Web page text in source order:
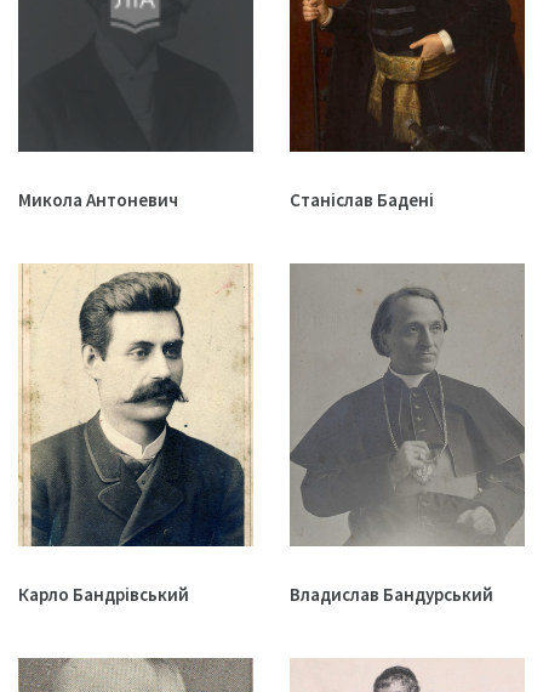
Микола Антоневич Станіслав Бадені
Карло Бандрівський Владислав Бандурський